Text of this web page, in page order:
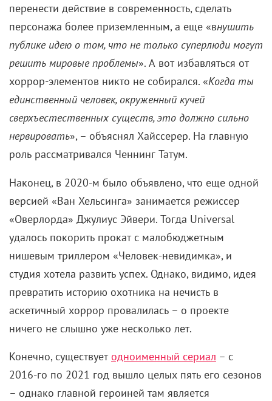
перенести действие в современность, сделать
персонажа более приземленным, а еще «внушить
публике идею о том, что не только суперлюди могут
решить мировые проблемы». А вот избавляться от
хоррор-элементов никто не собирался. «Когда ты
единственный человек, окруженный кучей
сверхъестественных существ, это должно сильно
нервировать», – объяснял Хайссерер. На главную
роль рассматривался Ченнинг Татум.
Наконец, в 2020-м было объявлено, что еще одной
версией «Ван Хельсинга» занимается режиссер
«Оверлорда» Джулиус Эйвери. Тогда Universal
удалось покорить прокат с малобюджетным
нишевым триллером «Человек-невидимка», и
студия хотела развить успех. Однако, видимо, идея
превратить историю охотника на нечисть в
аскетичный хоррор провалилась – о проекте
ничего не слышно уже несколько лет.
Конечно, существуетодноименный сериал – с
2016-го по 2021 год вышло целых пять его сезонов
– однако главной героиней там является